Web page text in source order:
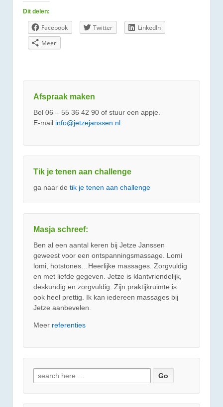
Dit delen:
Facebook Twitter
LinkedIn
Meer
Afspraak maken
Bel 06 – 55 36 42 90 of stuur een appje.
E-mail info@jetzejanssen.nl
Tik je tenen aan challenge
ga naar de tik je tenen aan challenge
Masja schreef:
Ben al een aantal keren bij Jetze Janssen
geweest voor een ontspanningsmassage. Lomi
lomi, hotstones…Heerlijke massages. Zorgvuldig
en met liefde gegeven. Jetze is klantvriendelijk,
deskundig en zorgvuldig. Zijn praktijkruimte is
ook heel prettig. Ik kan iedereen massages bij
Jetze aanbevelen.
Meer referenties
Zoeken
naar: